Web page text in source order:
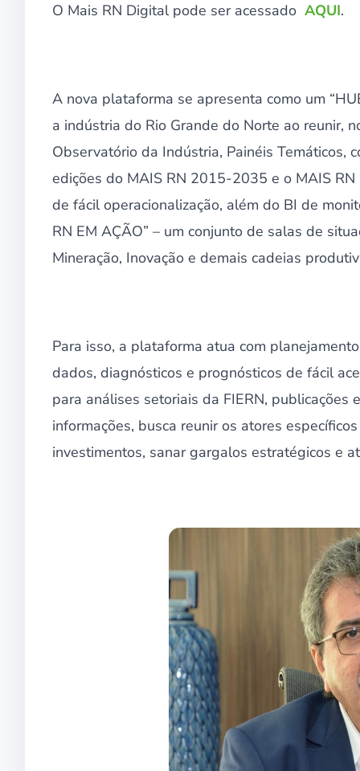
O Mais RN Digital pode ser acessado AQUI.
A nova plataforma se apresenta como um
a indústria do Rio Grande do Norte ao reunir,
Observatório da Indústria, Painéis Temáticos,
edições do MAIS RN 2015-2035 e o MAIS
de fácil operacionalização, além do BI de
RN EM AÇÃO” – um conjunto de salas de
Mineração, Inovação e demais cadeias
Para isso, a plataforma atua com
dados, diagnósticos e prognósticos de fácil
para análises setoriais da FIERN, publicações
informações, busca reunir os atores
investimentos, sanar gargalos estratégicos e